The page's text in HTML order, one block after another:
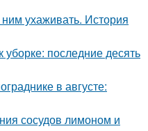
ухаживать. История
уборке: последние десять
в августе:
сосудов лимоном и